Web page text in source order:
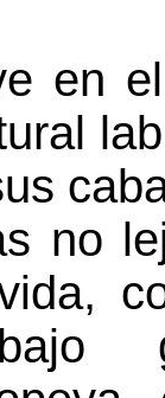
en
no